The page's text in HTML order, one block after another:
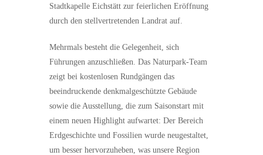
Stadtkapelle Eichstätt zur feierlichen Eröffnung
durch den stellvertretenden Landrat auf.
Mehrmals besteht die Gelegenheit, sich
Führungen anzuschließen. Das Naturpark-Team
zeigt bei kostenlosen Rundgängen das
beeindruckende denkmalgeschützte Gebäude
sowie die Ausstellung, die zum Saisonstart mit
einem neuen Highlight aufwartet: Der Bereich
Erdgeschichte und Fossilien wurde neugestaltet,
um besser hervorzuheben, was unsere Region